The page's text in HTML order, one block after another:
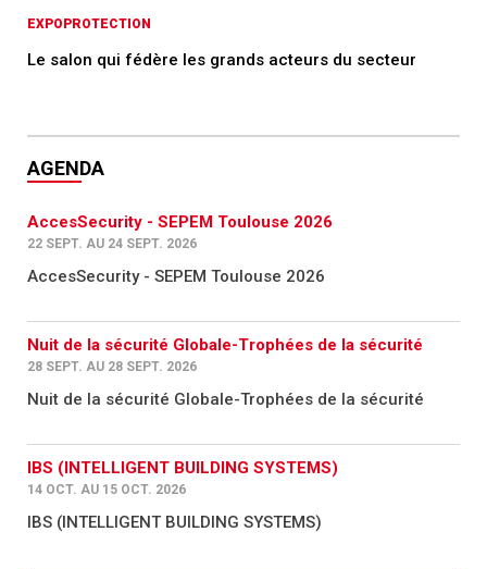
EXPOPROTECTION
Le salon qui fédère les grands acteurs du secteur
AGENDA
AccesSecurity - SEPEM Toulouse 2026
22 SEPT. AU 24 SEPT. 2026
AccesSecurity - SEPEM Toulouse 2026
Nuit de la sécurité Globale-Trophées de la sécurité
28 SEPT. AU 28 SEPT. 2026
Nuit de la sécurité Globale-Trophées de la sécurité
IBS (INTELLIGENT BUILDING SYSTEMS)
14 OCT. AU 15 OCT. 2026
IBS (INTELLIGENT BUILDING SYSTEMS)